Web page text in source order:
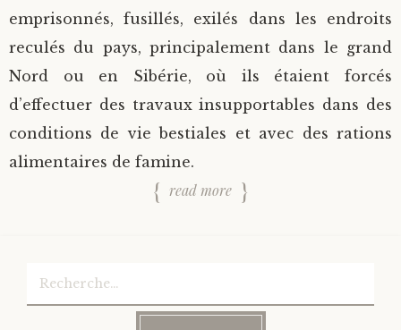
emprisonnés, fusillés, exilés dans les endroits
reculés du pays, principalement dans le grand
Nord ou en Sibérie, où ils étaient forcés
d’effectuer des travaux insupportables dans des
conditions de vie bestiales et avec des rations
alimentaires de famine.
read more